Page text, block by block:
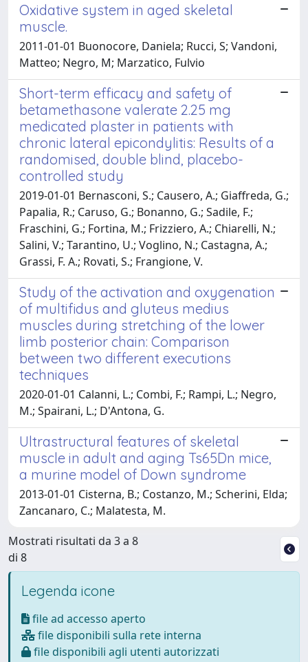
Oxidative system in aged skeletal
muscle.
2011-01-01 Buonocore, Daniela; Rucci, S; Vandoni,
Matteo; Negro, M; Marzatico, Fulvio
Short-term efficacy and safety of
betamethasone valerate 2.25 mg
medicated plaster in patients with
chronic lateral epicondylitis: Results of a
randomised, double blind, placebo-
controlled study
2019-01-01 Bernasconi, S.; Causero, A.; Giaffreda, G.;
Papalia, R.; Caruso, G.; Bonanno, G.; Sadile, F.;
Fraschini, G.; Fortina, M.; Frizziero, A.; Chiarelli, N.;
Salini, V.; Tarantino, U.; Voglino, N.; Castagna, A.;
Grassi, F. A.; Rovati, S.; Frangione, V.
Study of the activation and oxygenation
of multifidus and gluteus medius
muscles during stretching of the lower
limb posterior chain: Comparison
between two different executions
techniques
2020-01-01 Calanni, L.; Combi, F.; Rampi, L.; Negro,
M.; Spairani, L.; D'Antona, G.
Ultrastructural features of skeletal
muscle in adult and aging Ts65Dn mice,
a murine model of Down syndrome
2013-01-01 Cisterna, B.; Costanzo, M.; Scherini, Elda;
Zancanaro, C.; Malatesta, M.
Mostrati risultati da 3 a 8
di 8
Legenda icone
file ad accesso aperto
file disponibili sulla rete interna
file disponibili agli utenti autorizzati